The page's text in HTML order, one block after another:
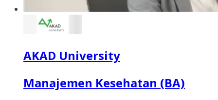
AKAD University
Manajemen Kesehatan (BA)